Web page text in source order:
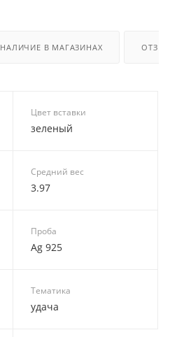
НАЛИЧИЕ В МАГАЗИНАХ
Цвет вставки
зеленый
Средний вес
3.97
Проба
Ag 925
Тематика
удача